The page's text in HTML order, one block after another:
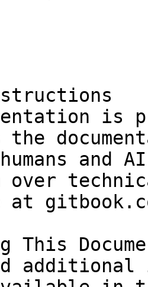
is
and
over
at
This